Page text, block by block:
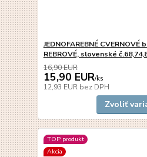
JEDNOFAREBNÉ CVERNOVÉ
REBROVÉ, slovenské
16,90 EUR
15,90 EUR/ks
12,93 EUR bez DPH
Zvoliť
TOP produkt
Akcia